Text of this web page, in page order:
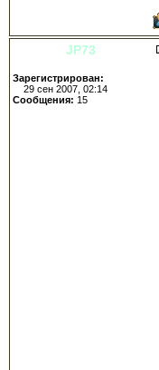
JP73
Зарегистрирован:
29 сен 2007, 02:14
Сообщения: 15